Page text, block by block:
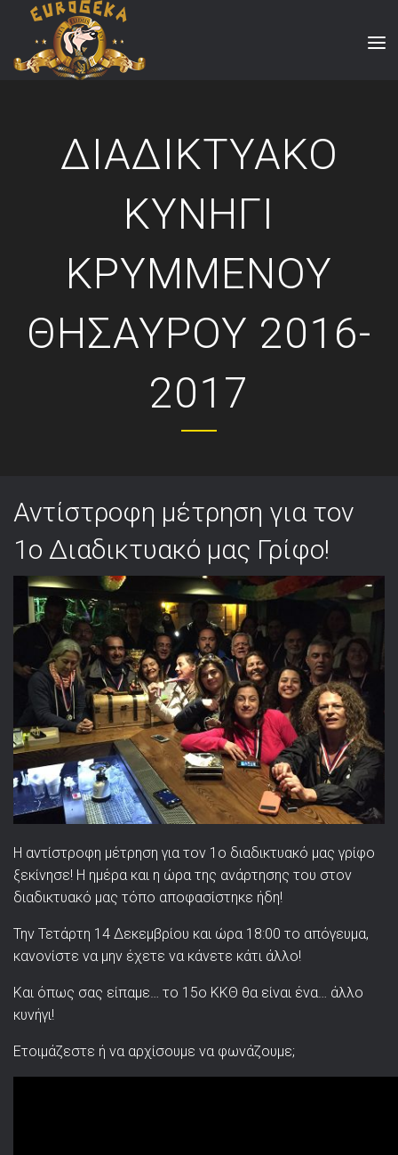
ΔΙΑΔΙΚΤΥΑΚΟ
ΚΥΝΗΓΙ
ΚΡΥΜΜΕΝΟΥ
ΘΗΣΑΥΡΟΥ 2016-
2017
Αντίστροφη μέτρηση για τον
1ο Διαδικτυακό μας Γρίφο!
Η αντίστροφη μέτρηση για τον 1ο διαδικτυακό μας γρίφο
ξεκίνησε! Η ημέρα και η ώρα της ανάρτησης του στον
διαδικτυακό μας τόπο αποφασίστηκε ήδη!
Την Τετάρτη 14 Δεκεμβρίου και ώρα 18:00 το απόγευμα,
κανονίστε να μην έχετε να κάνετε κάτι άλλο!
Και όπως σας είπαμε… το 15ο ΚΚΘ θα είναι ένα… άλλο
κυνήγι!
Ετοιμάζεστε ή να αρχίσουμε να φωνάζουμε;